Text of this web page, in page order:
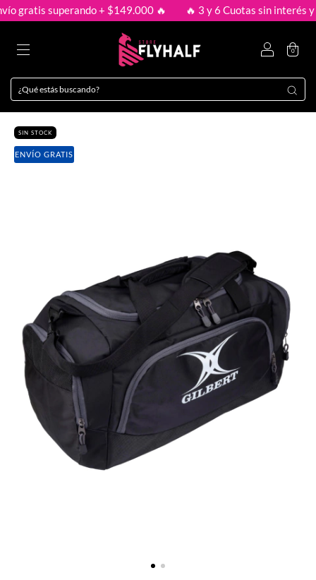
gratis superando + $149.000 🔥 🔥 3 y 6 Cuotas sin interés y
0
SIN STOCK
ENVÍO GRATIS